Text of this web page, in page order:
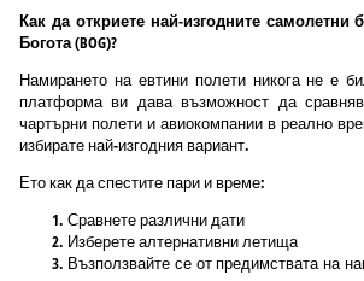
Как да откриете най-изгодните самолетни
Богота (BOG)?
Намирането на евтини полети никога не е
платформа ви дава възможност да
чартърни полети и авиокомпании в реално
избирате най-изгодния вариант.
Ето как да спестите пари и време:
Сравнете различни дати
Изберете алтернативни летища
Възползвайте се от предимствата на